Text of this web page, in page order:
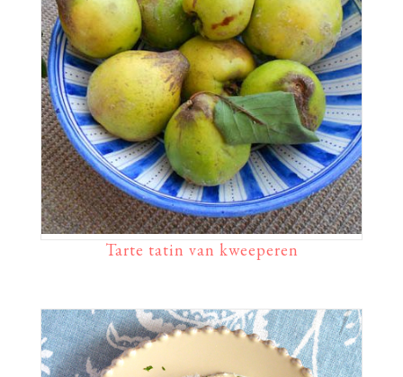
Tarte tatin van kweeperen